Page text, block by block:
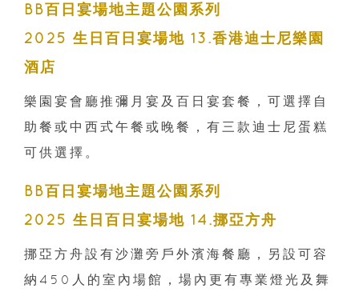
BB百日宴場地主題公園系列
2025 生日百日宴場地 13.香港迪士尼樂園
酒店
樂園宴會廳推彌月宴及百日宴套餐，可選擇自
助餐或中西式午餐或晚餐，有三款迪士尼蛋糕
可供選擇。
BB百日宴場地主題公園系列
2025 生日百日宴場地 14.挪亞方舟
挪亞方舟設有沙灘旁戶外濱海餐廳，另設可容
納450人的室內場館，場內更有專業燈光及舞